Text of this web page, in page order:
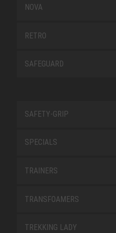
NOVA
RETRO
SAFEGUARD
SAFETY-GRIP
SPECIALS
TRAINERS
TRANSFOAMERS
TREKKING LADY